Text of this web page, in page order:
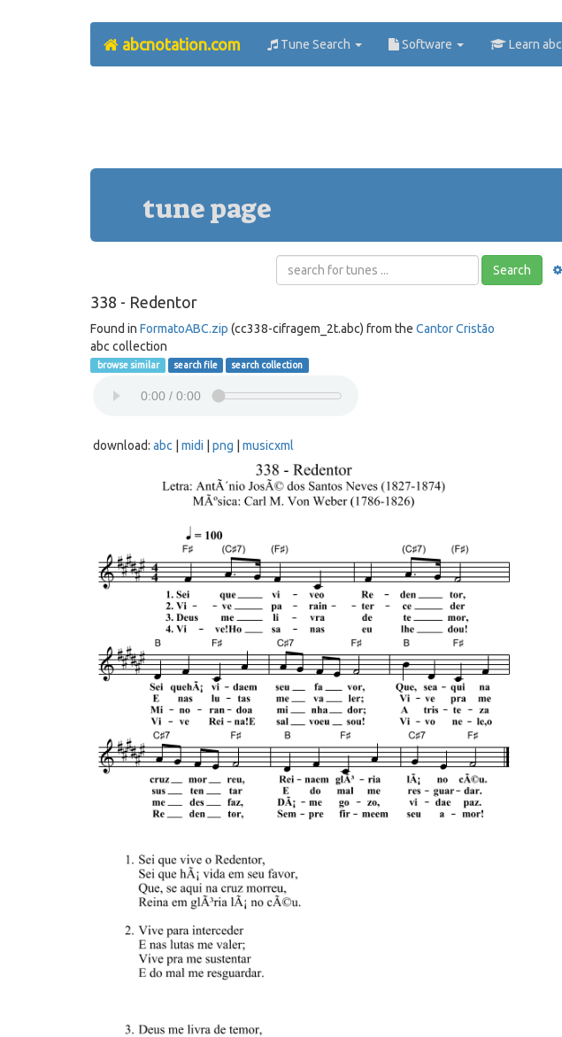
abcnotation.com Tune Search Software Learn abc
tune page
Search
338 - Redentor
Found in FormatoABC.zip (cc338-cifragem_2t.abc) from the Cantor Cristão
abc collection
browse similar search file search collection
download: abc midi png musicxml